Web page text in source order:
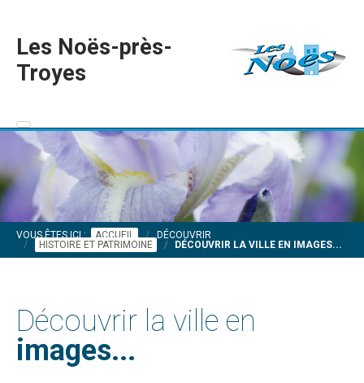
Les Noës-près-
Troyes
VOUS ÊTES ICI : ACCUEIL
DÉCOUVRIR
HISTOIRE ET PATRIMOINE
DÉCOUVRIR LA VILLE EN IMAGES...
Découvrir la ville en
images...